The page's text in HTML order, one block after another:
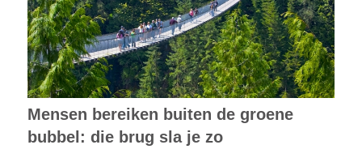
Mensen bereiken buiten de groene
bubbel: die brug sla je zo